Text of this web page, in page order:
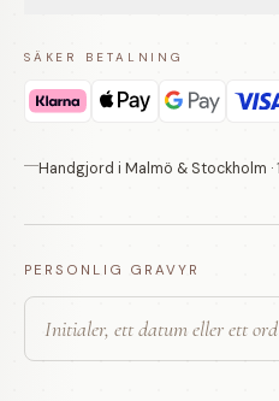
SÄKER BETALNING
Handgjord i Malmö & Stockholm ·
PERSONLIG GRAVYR